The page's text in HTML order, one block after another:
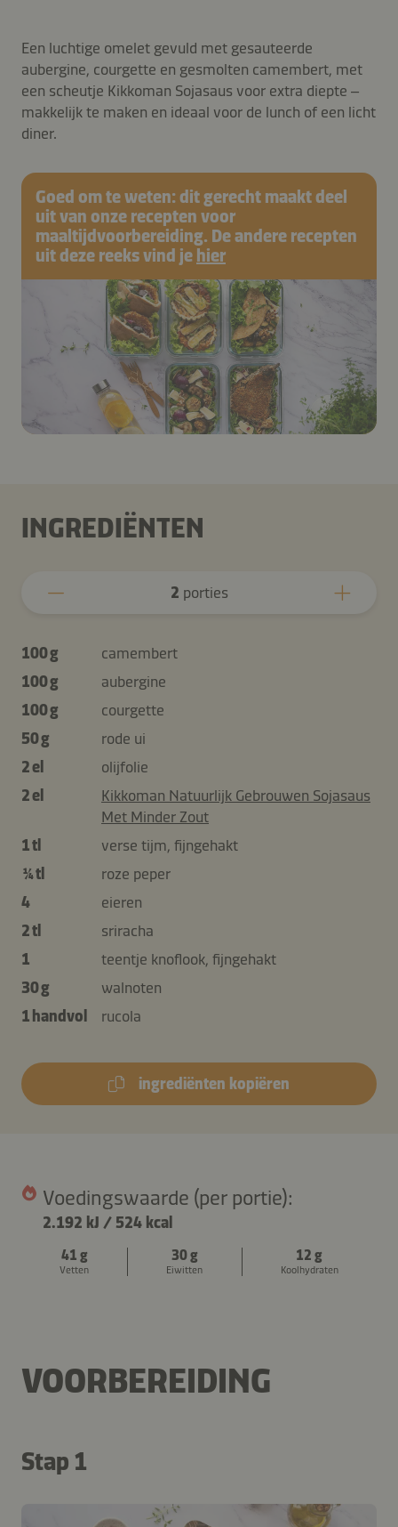
Een luchtige omelet gevuld met gesauteerde
aubergine, courgette en gesmolten camembert, met
een scheutje Kikkoman Sojasaus voor extra diepte –
makkelijk te maken en ideaal voor de lunch of een licht
diner.
Goed om te weten: dit gerecht maakt deel
uit van onze recepten voor
maaltijdvoorbereiding. De andere recepten
uit deze reeks vind je hier
INGREDIËNTEN
2 porties
100 g
camembert
100 g
aubergine
100 g
courgette
50 g
rode ui
2 el
olijfolie
2 el
Kikkoman Natuurlijk Gebrouwen Sojasaus
Met Minder Zout
1 tl
verse tijm, fijngehakt
¼ tl
roze peper
4
eieren
2 tl
sriracha
1
teentje knoflook, fijngehakt
30 g
walnoten
1 handvol
rucola
ingrediënten kopiëren
Voedingswaarde (per portie):
2.192 kJ / 524 kcal
41 g
Vetten
30 g
Eiwitten
12 g
Koolhydraten
VOORBEREIDING
Stap 1